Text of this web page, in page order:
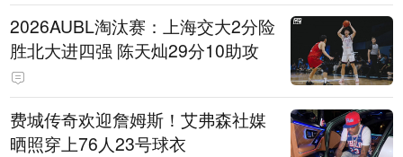
2026AUBL淘汰赛：上海交大2分险
胜北大进四强 陈天灿29分10助攻
费城传奇欢迎詹姆斯！艾弗森社媒
晒照穿上76人23号球衣